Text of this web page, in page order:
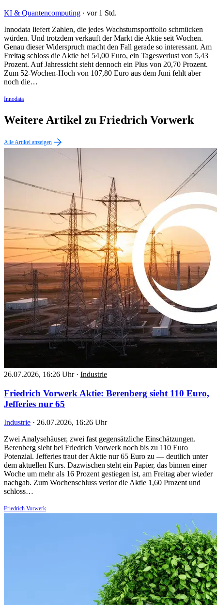
KI & Quantencomputing · vor 1 Std.
Innodata liefert Zahlen, die jedes Wachstumsportfolio schmücken
würden. Und trotzdem verkauft der Markt die Aktie seit Wochen.
Genau dieser Widerspruch macht den Fall gerade so interessant. Am
Freitag schloss die Aktie bei 54,00 Euro, ein Tagesverlust von 5,43
Prozent. Auf Jahressicht steht dennoch ein Plus von 20,70 Prozent.
Zum 52-Wochen-Hoch von 107,80 Euro aus dem Juni fehlt aber
noch die…
Innodata
Weitere Artikel zu Friedrich Vorwerk
Alle Artikel anzeigen
26.07.2026, 16:26 Uhr · Industrie
Friedrich Vorwerk Aktie: Berenberg sieht 110 Euro,
Jefferies nur 65
Industrie · 26.07.2026, 16:26 Uhr
Zwei Analysehäuser, zwei fast gegensätzliche Einschätzungen.
Berenberg sieht bei Friedrich Vorwerk noch bis zu 110 Euro
Potenzial. Jefferies traut der Aktie nur 65 Euro zu — deutlich unter
dem aktuellen Kurs. Dazwischen steht ein Papier, das binnen einer
Woche um mehr als 16 Prozent gestiegen ist, am Freitag aber wieder
nachgab. Zum Wochenschluss verlor die Aktie 1,60 Prozent und
schloss…
Friedrich Vorwerk